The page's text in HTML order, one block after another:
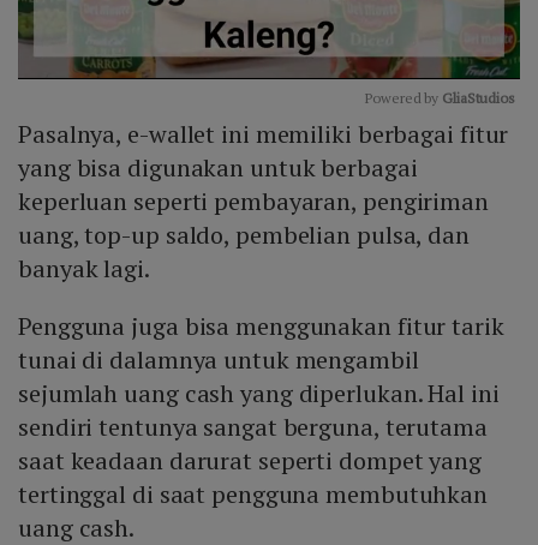
Mute
Powered by GliaStudios
Pasalnya, e-wallet ini memiliki berbagai fitur
yang bisa digunakan untuk berbagai
keperluan seperti pembayaran, pengiriman
uang, top-up saldo, pembelian pulsa, dan
banyak lagi.
Pengguna juga bisa menggunakan fitur tarik
tunai di dalamnya untuk mengambil
sejumlah uang cash yang diperlukan. Hal ini
sendiri tentunya sangat berguna, terutama
saat keadaan darurat seperti dompet yang
tertinggal di saat pengguna membutuhkan
uang cash.